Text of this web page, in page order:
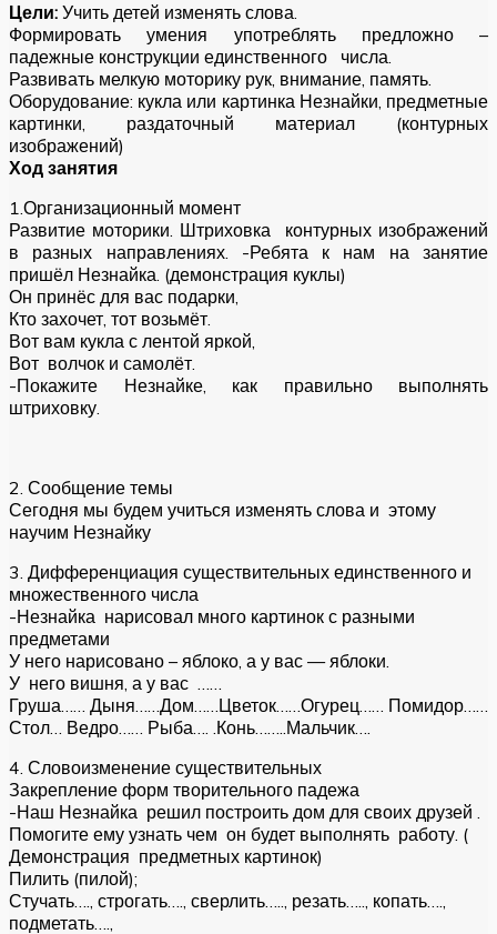
Цели: Учить детей изменять слова.
Формировать умения употреблять предложно –
падежные конструкции единственного числа.
Развивать мелкую моторику рук, внимание, память.
Оборудование: кукла или картинка Незнайки, предметные
картинки, раздаточный материал (контурных
изображений)
Ход занятия
1.Организационный момент
Развитие моторики. Штриховка контурных изображений
в разных направлениях. -Ребята к нам на занятие
пришёл Незнайка. (демонстрация куклы)
Он принёс для вас подарки,
Кто захочет, тот возьмёт.
Вот вам кукла с лентой яркой,
Вот волчок и самолёт.
-Покажите Незнайке, как правильно выполнять
штриховку.
2. Сообщение темы
Сегодня мы будем учиться изменять слова и этому
научим Незнайку
3. Дифференциация существительных единственного и
множественного числа
-Незнайка нарисовал много картинок с разными
предметами
У него нарисовано – яблоко, а у вас — яблоки.
У него вишня, а у вас ……
Груша…… Дыня……Дом……Цветок……Огурец…… Помидор……
Стол… Ведро…… Рыба…. .Конь……..Мальчик….
4. Словоизменение существительных
Закрепление форм творительного падежа
-Наш Незнайка решил построить дом для своих друзей .
Помогите ему узнать чем он будет выполнять работу. (
Демонстрация предметных картинок)
Пилить (пилой);
Стучать…., строгать…., сверлить….., резать….., копать….,
подметать….,